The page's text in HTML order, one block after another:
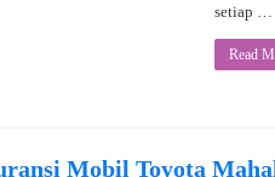
setiap …
Read
Mobil Toyota